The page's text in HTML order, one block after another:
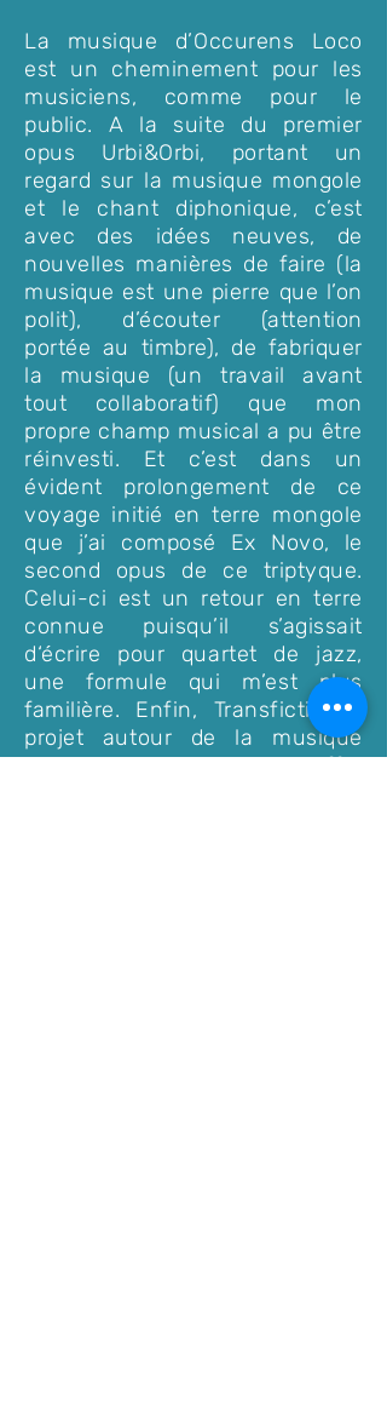
La musique d’Occurens Loco
est un cheminement pour les
musiciens, comme pour le
public. A la suite du premier
opus Urbi&Orbi, portant un
regard sur la musique mongole
et le chant diphonique, c’est
avec des idées neuves, de
nouvelles manières de faire (la
musique est une pierre que l’on
polit), d’écouter (attention
portée au timbre), de fabriquer
la musique (un travail avant
tout collaboratif) que mon
propre champ musical a pu être
réinvesti. Et c’est dans un
évident prolongement de ce
voyage initié en terre mongole
que j’ai composé Ex Novo, le
second opus de ce triptyque.
Celui-ci est un retour en terre
connue puisqu’il s’agissait
d‘écrire pour quartet de jazz,
une formule qui m’est plus
familière. Enfin, Transfictio, le
projet autour de la musique
vocale de J.S Bach, vient offrir